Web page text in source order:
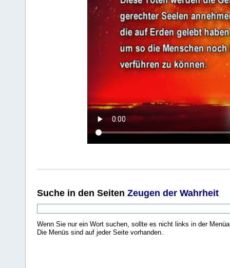
Suche in den Seiten Zeugen der Wahrheit
Wenn Sie nur ein Wort suchen, sollte es nicht links in der
Die Menüs sind auf jeder Seite vorhanden.